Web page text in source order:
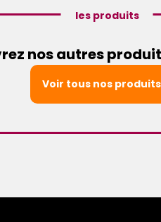
les produits
nos autres
Voir tous nos produits